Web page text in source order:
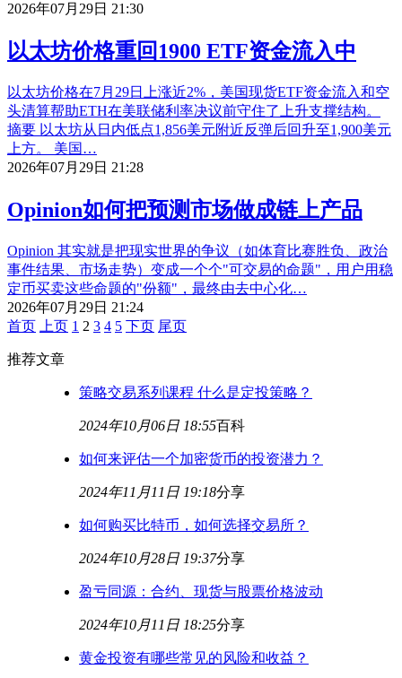
2026年07月29日 21:30
以太坊价格重回1900 ETF资金流入中
以太坊价格在7月29日上涨近2%，美国现货ETF资金流入和空
头清算帮助ETH在美联储利率决议前守住了上升支撑结构。
摘要 以太坊从日内低点1,856美元附近反弹后回升至1,900美元
上方。 美国…
2026年07月29日 21:28
Opinion如何把预测市场做成链上产品
Opinion 其实就是把现实世界的争议（如体育比赛胜负、政治
事件结果、市场走势）变成一个个"可交易的命题"，用户用稳
定币买卖这些命题的"份额"，最终由去中心化…
2026年07月29日 21:24
首页
上页 1 2 3 4 5 下页 尾页
推荐文章
策略交易系列课程 什么是定投策略？
2024年10月06日 18:55百科
如何来评估一个加密货币的投资潜力？
2024年11月11日 19:18分享
如何购买比特币，如何选择交易所？
2024年10月28日 19:37分享
盈亏同源：合约、现货与股票价格波动
2024年10月11日 18:25分享
黄金投资有哪些常见的风险和收益？